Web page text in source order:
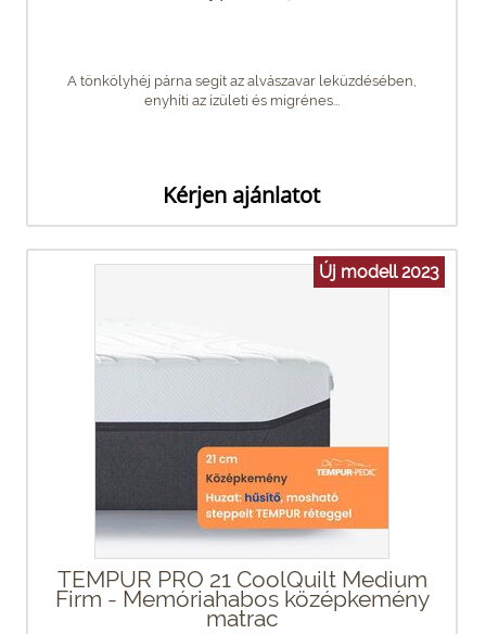
A tönkölyhéj párna segít az alvászavar leküzdésében,
enyhíti az ízületi és migrénes...
Kérjen ajánlatot
Új modell 2023
TEMPUR PRO 21 CoolQuilt Medium
Firm - Memóriahabos középkemény
matrac